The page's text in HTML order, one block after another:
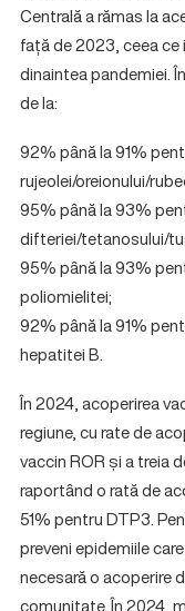
Centrală a rămas la
față de 2023, ceea ce
dinaintea pandemiei.
de la:
92% până la 91%
rujeolei/oreionului/
95% până la 93%
difteriei/tetanosului/
95% până la 93%
poliomielitei;
92% până la 91%
hepatitei B.
În 2024, acoperirea
regiune, cu rate de
vaccin ROR și a treia
raportând o rată de
51% pentru DTP3.
preveni epidemiile
necesară o acoperire
comunitate. În 2024,